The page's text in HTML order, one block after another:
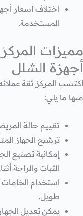
اختلاف أسعار
المستخدمة.
مميزات
أجهزة الشلل
اكتسب المركز ثقة
منها ما يلي:
تقييم حالة
ترشيح الجهاز
إمكانية تصنيع
الثبات والراحة
استخدام
طويل.
يمكن تعديل